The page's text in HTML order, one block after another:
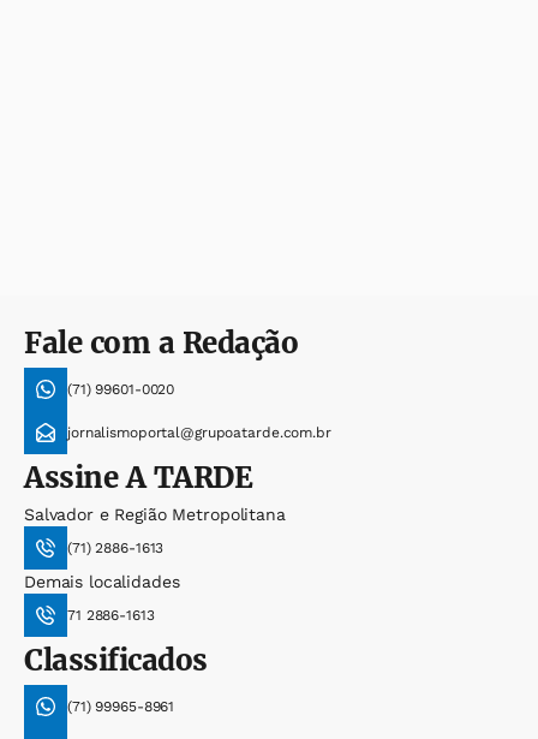
Fale com a Redação
(71) 99601-0020
jornalismoportal@grupoatarde.com.br
AssineA TARDE
Salvador e Região Metropolitana
(71) 2886-1613
Demais localidades
71 2886-1613
Classificados
(71) 99965-8961